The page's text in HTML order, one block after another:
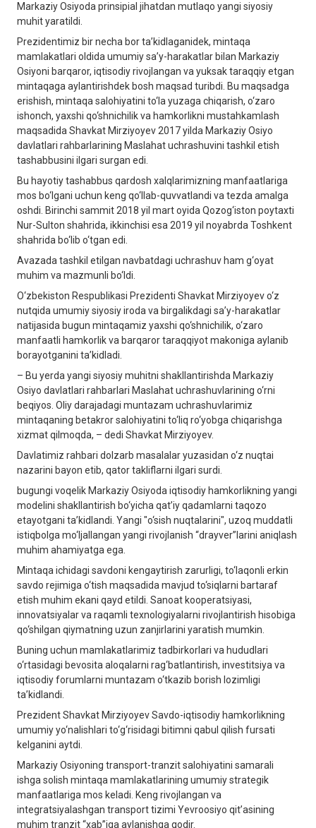
Markaziy Osiyoda prinsipial jihatdan mutlaqo yangi siyosiy
muhit yaratildi.
Prezidentimiz bir necha bor ta’kidlaganidek, mintaqa
mamlakatlari oldida umumiy sa’y-harakatlar bilan Markaziy
Osiyoni barqaror, iqtisodiy rivojlangan va yuksak taraqqiy etgan
mintaqaga aylantirishdek bosh maqsad turibdi. Bu maqsadga
erishish, mintaqa salohiyatini to‘la yuzaga chiqarish, o‘zaro
ishonch, yaxshi qo‘shnichilik va hamkorlikni mustahkamlash
maqsadida Shavkat Mirziyoyev 2017 yilda Markaziy Osiyo
davlatlari rahbarlarining Maslahat uchrashuvini tashkil etish
tashabbusini ilgari surgan edi.
Bu hayotiy tashabbus qardosh xalqlarimizning manfaatlariga
mos bo‘lgani uchun keng qo‘llab-quvvatlandi va tezda amalga
oshdi. Birinchi sammit 2018 yil mart oyida Qozog‘iston poytaxti
Nur-Sulton shahrida, ikkinchisi esa 2019 yil noyabrda Toshkent
shahrida bo‘lib o‘tgan edi.
Avazada tashkil etilgan navbatdagi uchrashuv ham g‘oyat
muhim va mazmunli bo‘ldi.
O‘zbekiston Respublikasi Prezidenti Shavkat Mirziyoyev o‘z
nutqida umumiy siyosiy iroda va birgalikdagi sa’y-harakatlar
natijasida bugun mintaqamiz yaxshi qo‘shnichilik, o‘zaro
manfaatli hamkorlik va barqaror taraqqiyot makoniga aylanib
borayotganini ta’kidladi.
– Bu yerda yangi siyosiy muhitni shakllantirishda Markaziy
Osiyo davlatlari rahbarlari Maslahat uchrashuvlarining o‘rni
beqiyos. Oliy darajadagi muntazam uchrashuvlarimiz
mintaqaning betakror salohiyatini to‘liq ro‘yobga chiqarishga
xizmat qilmoqda, – dedi Shavkat Mirziyoyev.
Davlatimiz rahbari dolzarb masalalar yuzasidan o‘z nuqtai
nazarini bayon etib, qator takliflarni ilgari surdi.
bugungi voqelik Markaziy Osiyoda iqtisodiy hamkorlikning yangi
modelini shakllantirish bo‘yicha qat’iy qadamlarni taqozo
etayotgani ta’kidlandi. Yangi "o‘sish nuqtalarini", uzoq muddatli
istiqbolga mo‘ljallangan yangi rivojlanish “drayver”larini aniqlash
muhim ahamiyatga ega.
Mintaqa ichidagi savdoni kengaytirish zarurligi, to‘laqonli erkin
savdo rejimiga o‘tish maqsadida mavjud to‘siqlarni bartaraf
etish muhim ekani qayd etildi. Sanoat kooperatsiyasi,
innovatsiyalar va raqamli texnologiyalarni rivojlantirish hisobiga
qo‘shilgan qiymatning uzun zanjirlarini yaratish mumkin.
Buning uchun mamlakatlarimiz tadbirkorlari va hududlari
o‘rtasidagi bevosita aloqalarni rag‘batlantirish, investitsiya va
iqtisodiy forumlarni muntazam o‘tkazib borish lozimligi
ta’kidlandi.
Prezident Shavkat Mirziyoyev Savdo-iqtisodiy hamkorlikning
umumiy yo‘nalishlari to‘g‘risidagi bitimni qabul qilish fursati
kelganini aytdi.
Markaziy Osiyoning transport-tranzit salohiyatini samarali
ishga solish mintaqa mamlakatlarining umumiy strategik
manfaatlariga mos keladi. Keng rivojlangan va
integratsiyalashgan transport tizimi Yevroosiyo qit’asining
muhim tranzit “xab”iga aylanishga qodir.